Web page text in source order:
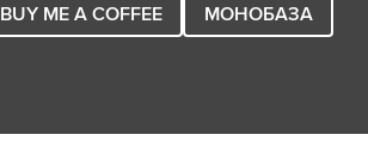
BUY ME A COFFEE
МОНОБАЗА